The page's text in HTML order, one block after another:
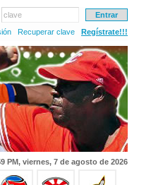
clave
Recuperar clave Regístrate!!!
PM, viernes, 7 de agosto de 2026